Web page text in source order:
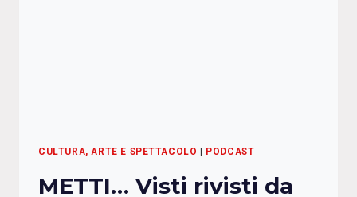
CULTURA, ARTE E SPETTACOLO | PODCAST
METTI… Visti rivisti da